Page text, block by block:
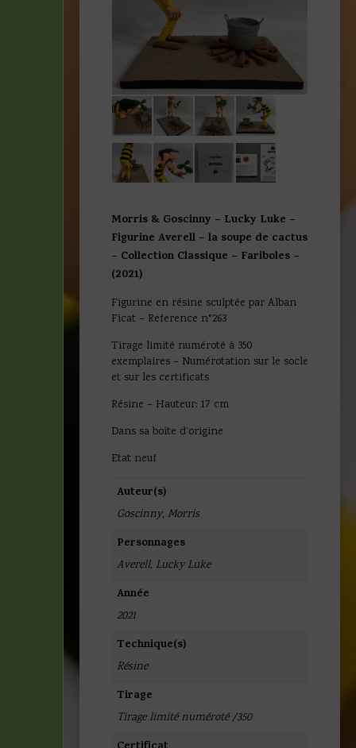
Morris & Goscinny – Lucky Luke –
Figurine Averell – la soupe de cactus
– Collection Classique – Fariboles –
(2021)
Figurine en résine sculptée par Alban
Ficat – Reference n°263
Tirage limité numéroté à 350
exemplaires – Numérotation sur le socle
et sur les certificats
Résine – Hauteur: 17 cm
Dans sa boite d’origine
Etat neuf
Auteur(s)
Goscinny, Morris
Personnages
Averell, Lucky Luke
Année
2021
Technique(s)
Résine
Tirage
Tirage limité numéroté /350